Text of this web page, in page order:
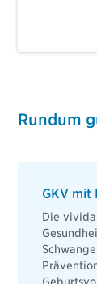
Rundum
GKV mit
Die